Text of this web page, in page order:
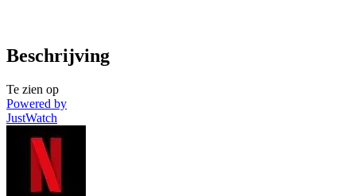
Beschrijving
Te zien op
Powered by
JustWatch